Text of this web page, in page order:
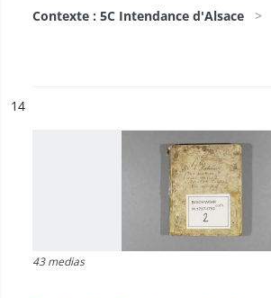
Contexte : 5C Intendance d'Alsace
n°
14
43 medias